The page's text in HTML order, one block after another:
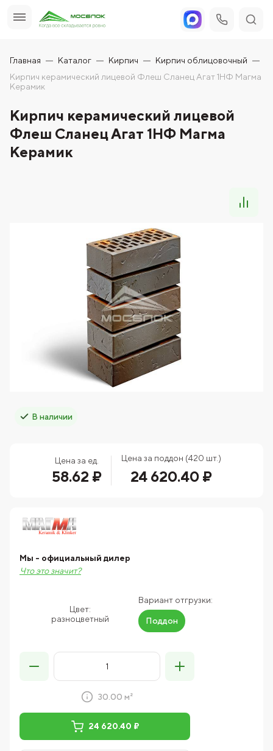
Главная Каталог Кирпич
Кирпич облицовочный
Кирпич керамический лицевой Флеш Сланец Агат 1НФ Магма
Керамик
Кирпич керамический лицевой
Флеш Сланец Агат 1НФ Магма
Керамик
В наличии
Цена за ед.
58.62 ₽
Цена за поддон (420 шт.)
24 620.40 ₽
Цвет:
разноцветный
Вариант отгрузки:
Поддон
Мы - официальный дилер
Что это значит?
30.00 м²
24 620.40 ₽